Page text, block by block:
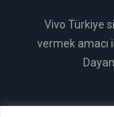
Vivo Türkiye
vermek amacı